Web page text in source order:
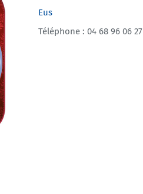
Eus
Téléphone : 04 68 96 06 27